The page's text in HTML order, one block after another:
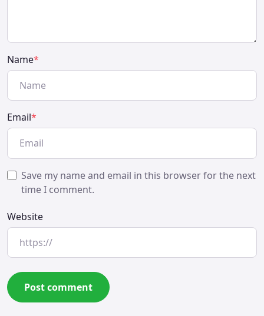
Name*
Email*
Save my name and email in this browser for the next
time I comment.
Website